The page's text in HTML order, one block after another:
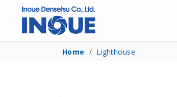
Home / Lighthouse